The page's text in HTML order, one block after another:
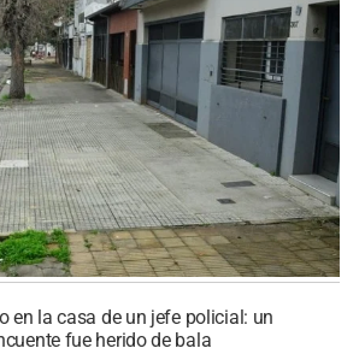
en la casa de un jefe policial: un
fue herido de bala